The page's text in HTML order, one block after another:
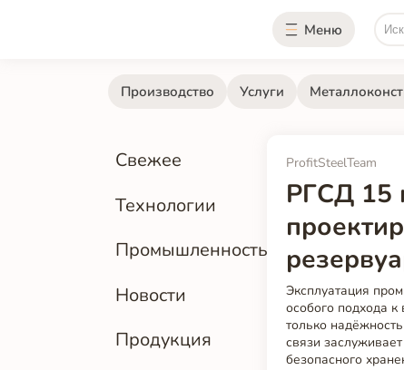
Меню
Производство Услуги
Свежее
Технологии
Промышленность
Новости
Продукция
ProfitSteelTeam
РГСД 15
Эксплуатация
особого подхода
только
связи
безопасного